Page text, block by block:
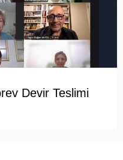
Devir Teslimi